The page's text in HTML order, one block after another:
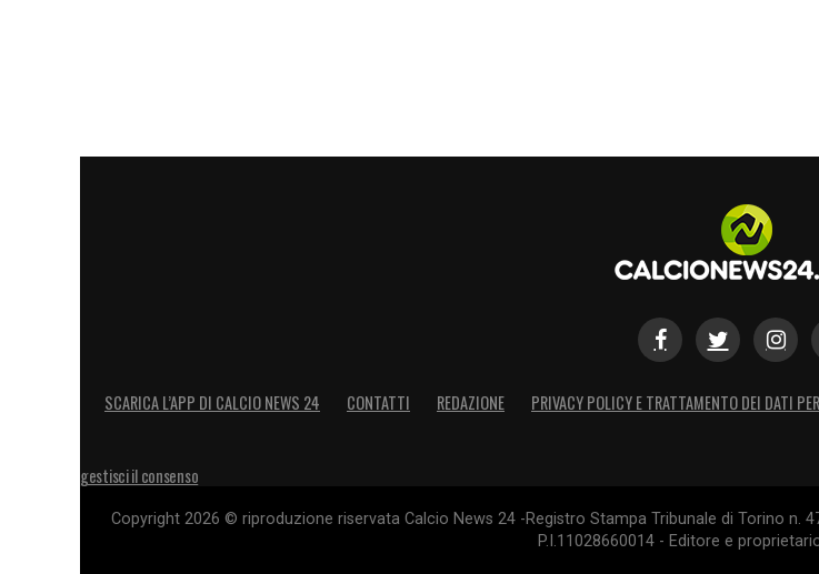
SCARICA L’APP DI CALCIO NEWS 24 CONTATTI REDAZIONE PRIVACY POLICY E TRATTAMENTO DEI DATI
gestisci il consenso
Copyright 2026 © riproduzione riservata Calcio News 24 -Registro Stampa Tribunale di Torino
P.I.11028660014 - Editore e